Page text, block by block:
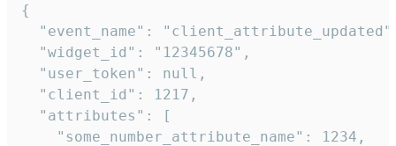
{
"event_name":
  "widget_id": "12345678",
  "user_token": null,
  "client_id": 1217,
  "attributes": [
    "some_number_attribute_name": 1234,